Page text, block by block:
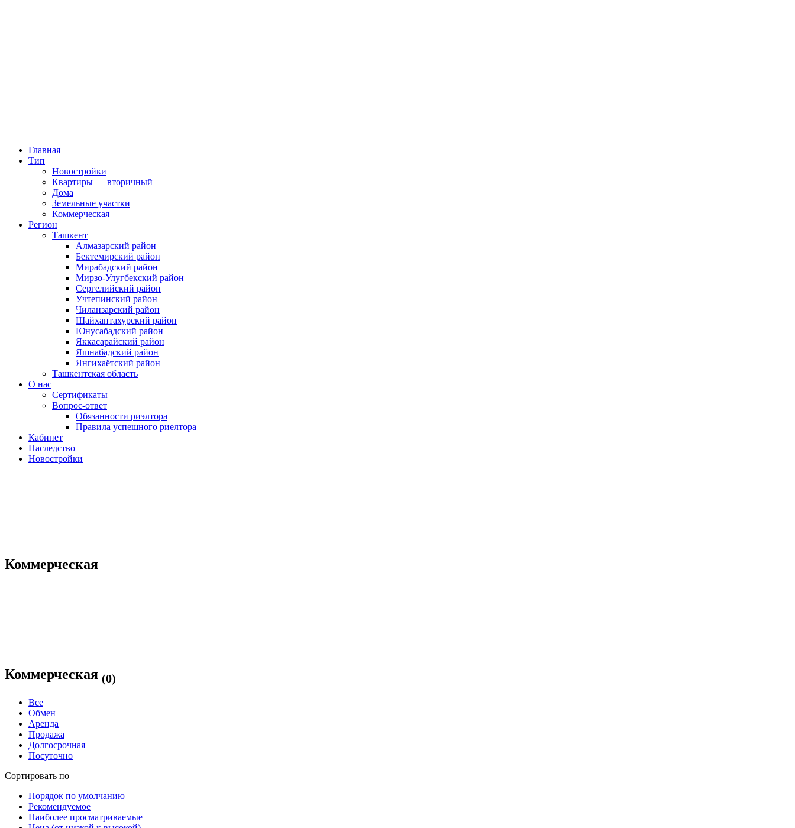
Главная
Тип
Новостройки
Квартиры — вторичный
Дома
Земельные участки
Коммерческая
Регион
Ташкент
Алмазарский район
Бектемирский район
Мирабадский район
Мирзо-Улугбекский район
Сергелийский район
Учтепинский район
Чиланзарский район
Шайхантахурский район
Юнусабадский район
Яккасарайский район
Яшнабадский район
Янгихаётский район
Ташкентская область
О нас
Сертификаты
Вопрос-ответ
Обязанности риэлтора
Правила успешного риелтора
Кабинет
Наследство
Новостройки
Коммерческая
Коммерческая (0)
Все
Обмен
Аренда
Продажа
Долгосрочная
Посуточно
Сортировать по
Порядок по умолчанию
Рекомендуемое
Наиболее просматриваемые